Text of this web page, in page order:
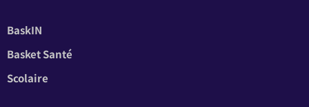
BaskIN
Basket Santé
Scolaire